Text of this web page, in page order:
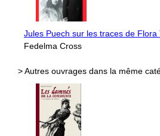
Jules Puech sur les traces de Flora
Fedelma Cross
> Autres ouvrages dans la même